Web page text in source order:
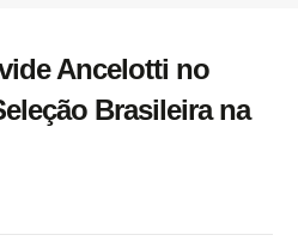
Ancelotti no
Brasileira na